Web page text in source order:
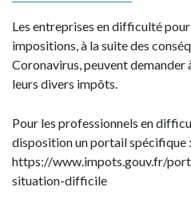
Les entreprises en difficulté
impositions, à la suite des
Coronavirus, peuvent demander
leurs divers impôts.
Pour les professionnels en
disposition un portail spécifique :
https://www.impots.gouv.fr/
situation-difficile